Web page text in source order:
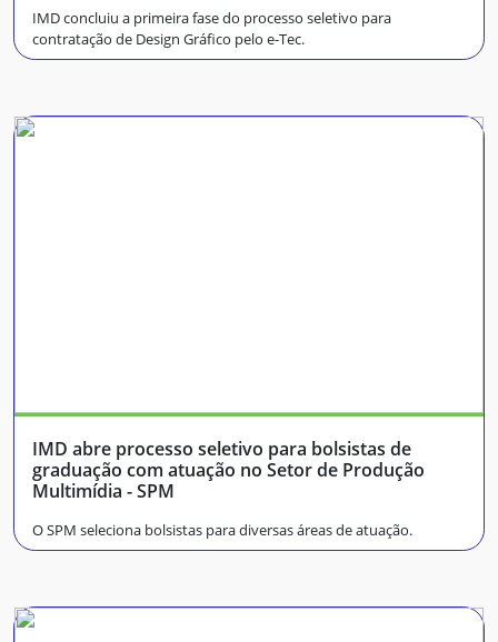
IMD concluiu a primeira fase do processo seletivo para
contratação de Design Gráfico pelo e-Tec.
IMD abre processo seletivo para bolsistas de
graduação com atuação no Setor de Produção
Multimídia - SPM
O SPM seleciona bolsistas para diversas áreas de atuação.